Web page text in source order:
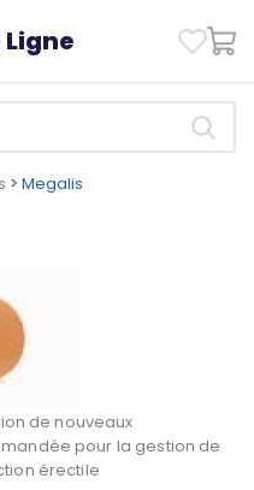
> Megalis
de nouveaux
pour la gestion de
érectile